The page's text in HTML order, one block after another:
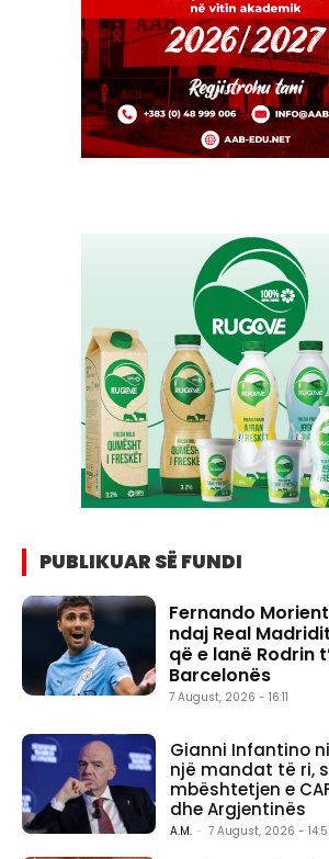
PUBLIKUAR SË FUNDI
Fernando
ndaj Real
që e lanë Rodrin
Barcelonës
7 August, 2026 - 16:11
Gianni Infantino
një mandat të ri,
mbështetjen e
dhe Argjentinës
A.M. - 7 August, 2026 -